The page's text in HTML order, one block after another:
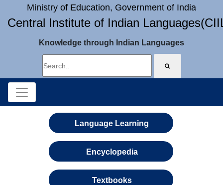
Ministry of Education, Government of India
Central Institute of Indian
Knowledge through Indian Languages
Language Learning
Encyclopedia
Textbooks